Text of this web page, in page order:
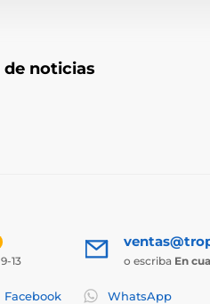
de noticias
13 o escriba En
Facebook WhatsApp